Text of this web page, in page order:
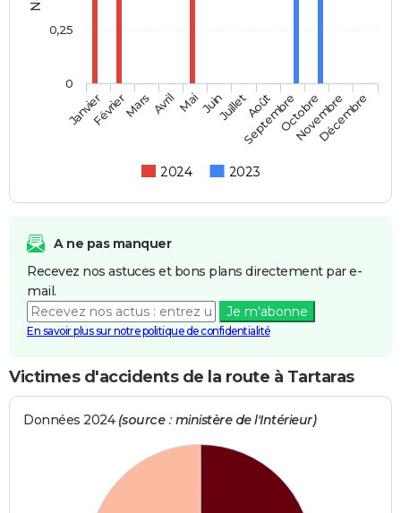
2024 2023
JanvierFévrierMars AvrilMaiJuinJuilletAoût
SeptembreOctobre
Novembre
Décembre
0
0,25
A ne pas manquer
Recevez nos astuces et bons plans directement par e-
mail.
Je m'abonne
En savoir plus sur notre politique de confidentialité
Victimes d'accidents de la route à Tartaras
Données 2024 (source : ministère de l'Intérieur)